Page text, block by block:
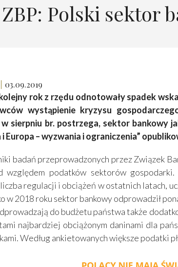
Polski sektor
03.09.2019
rok z rzędu odnotowały spadek
wystąpienie kryzysu
sierpniu br. postrzega, sektor bankowy
Europa – wyzwania i ograniczenia”
badań przeprowadzonych przez Związek
względem podatków sektorów
regulacji i obciążeń w ostatnich latach,
w 2018 roku sektor bankowy odprowadził
do budżetu państwa także
najbardziej obciążonym daninami dla
Według ankietowanych większe podatki